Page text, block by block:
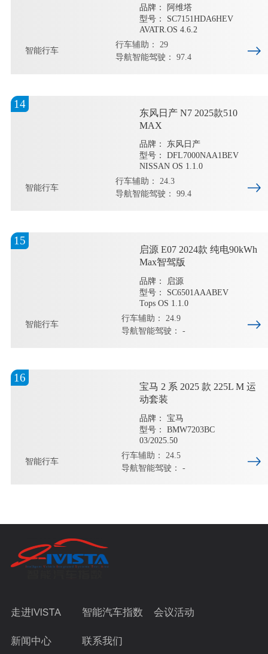
品牌： 阿维塔
型号： SC7151HDA6HEV
AVATR.OS 4.6.2
智能行车
行车辅助： 29
导航智能驾驶： 97.4
14
东风日产 N7 2025款510
MAX
品牌： 东风日产
型号： DFL7000NAA1BEV
NISSAN OS 1.1.0
智能行车
行车辅助： 24.3
导航智能驾驶： 99.4
15
启源 E07 2024款 纯电90kWh
Max智驾版
品牌： 启源
型号： SC6501AAABEV
Tops OS 1.1.0
智能行车
行车辅助： 24.9
导航智能驾驶： -
16
宝马 2 系 2025 款 225L M 运
动套装
品牌： 宝马
型号： BMW7203BC
03/2025.50
智能行车
行车辅助： 24.5
导航智能驾驶： -
走进IVISTA 智能汽车指数 会议活动
新闻中心 联系我们